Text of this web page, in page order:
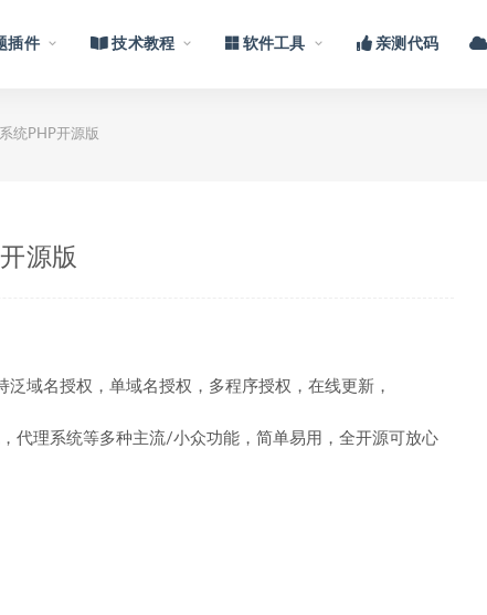
插件 技术教程 软件工具 亲测代码
统PHP开源版
源版
域名授权，单域名授权，多程序授权，在线更新，
代理系统等多种主流/小众功能，简单易用，全开源可放心